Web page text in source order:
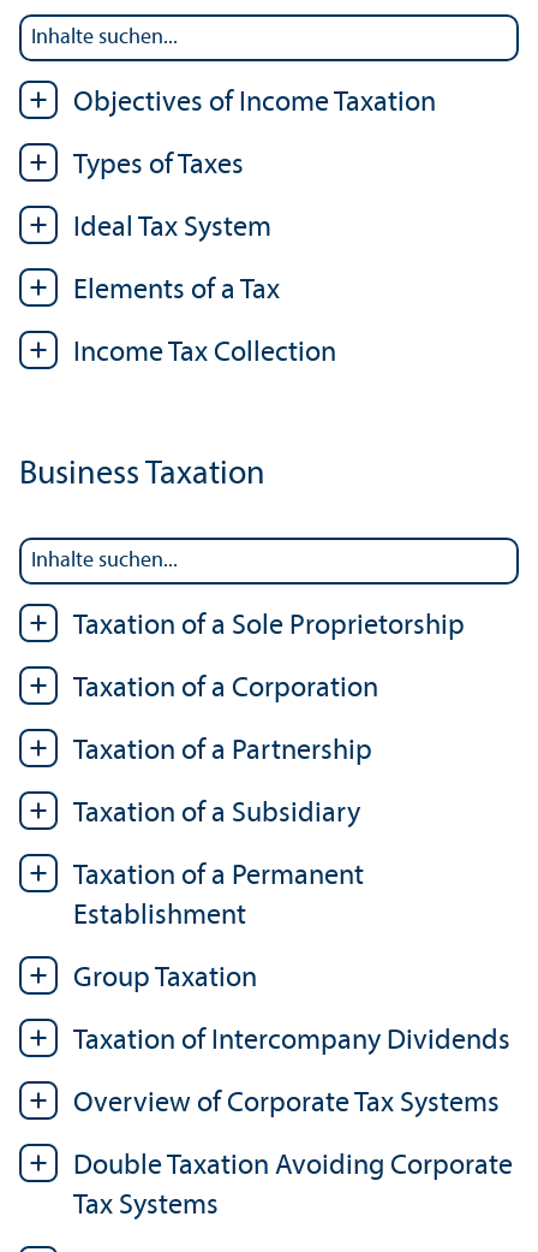
Objectives of Income Taxation
Types of Taxes
Ideal Tax System
Elements of a Tax
Income Tax Collection
Business Taxation
Taxation of a Sole Proprietor­ship
Taxation of a Corporation
Taxation of a Partner­ship
Taxation of a Subsidiary
Taxation of a Permanent
Establishment
Group Taxation
Taxation of Intercompany Dividends
Overview of Corporate Tax Systems
Double Taxation Avoiding Corporate
Tax Systems